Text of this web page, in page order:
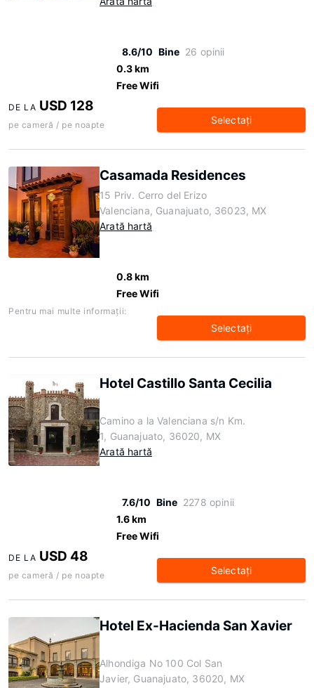
8.6/10 Bine 26 opinii
0.3 km
Free Wifi
DE LA USD 128
pe cameră / pe noapte Selectaţi
Casamada Residences
15 Priv. Cerro del Erizo
Valenciana, Guanajuato, 36023, MX
Arată hartă
0.8 km
Free Wifi
Pentru mai multe informaţii:
Selectaţi
Hotel Castillo Santa Cecilia
Camino a la Valenciana s/n Km.
1, Guanajuato, 36020, MX
Arată hartă
7.6/10 Bine 2278 opinii
1.6 km
Free Wifi
DE LA USD 48
pe cameră / pe noapte Selectaţi
Hotel Ex-Hacienda San Xavier
Alhondiga No 100 Col San
Javier, Guanajuato, 36020, MX